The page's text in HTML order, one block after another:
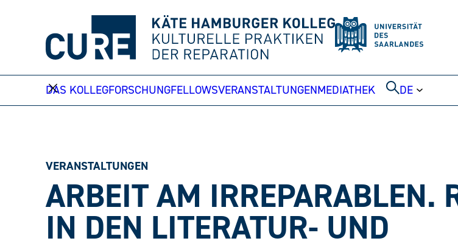
DAS KOLLEGFORSCHUNGFELLOWSVERANSTALTUNGENMEDIATHEK DE
VERANSTALTUNGEN
ARBEIT AM IRREPARABLEN.
IN DEN LITERATUR- UND